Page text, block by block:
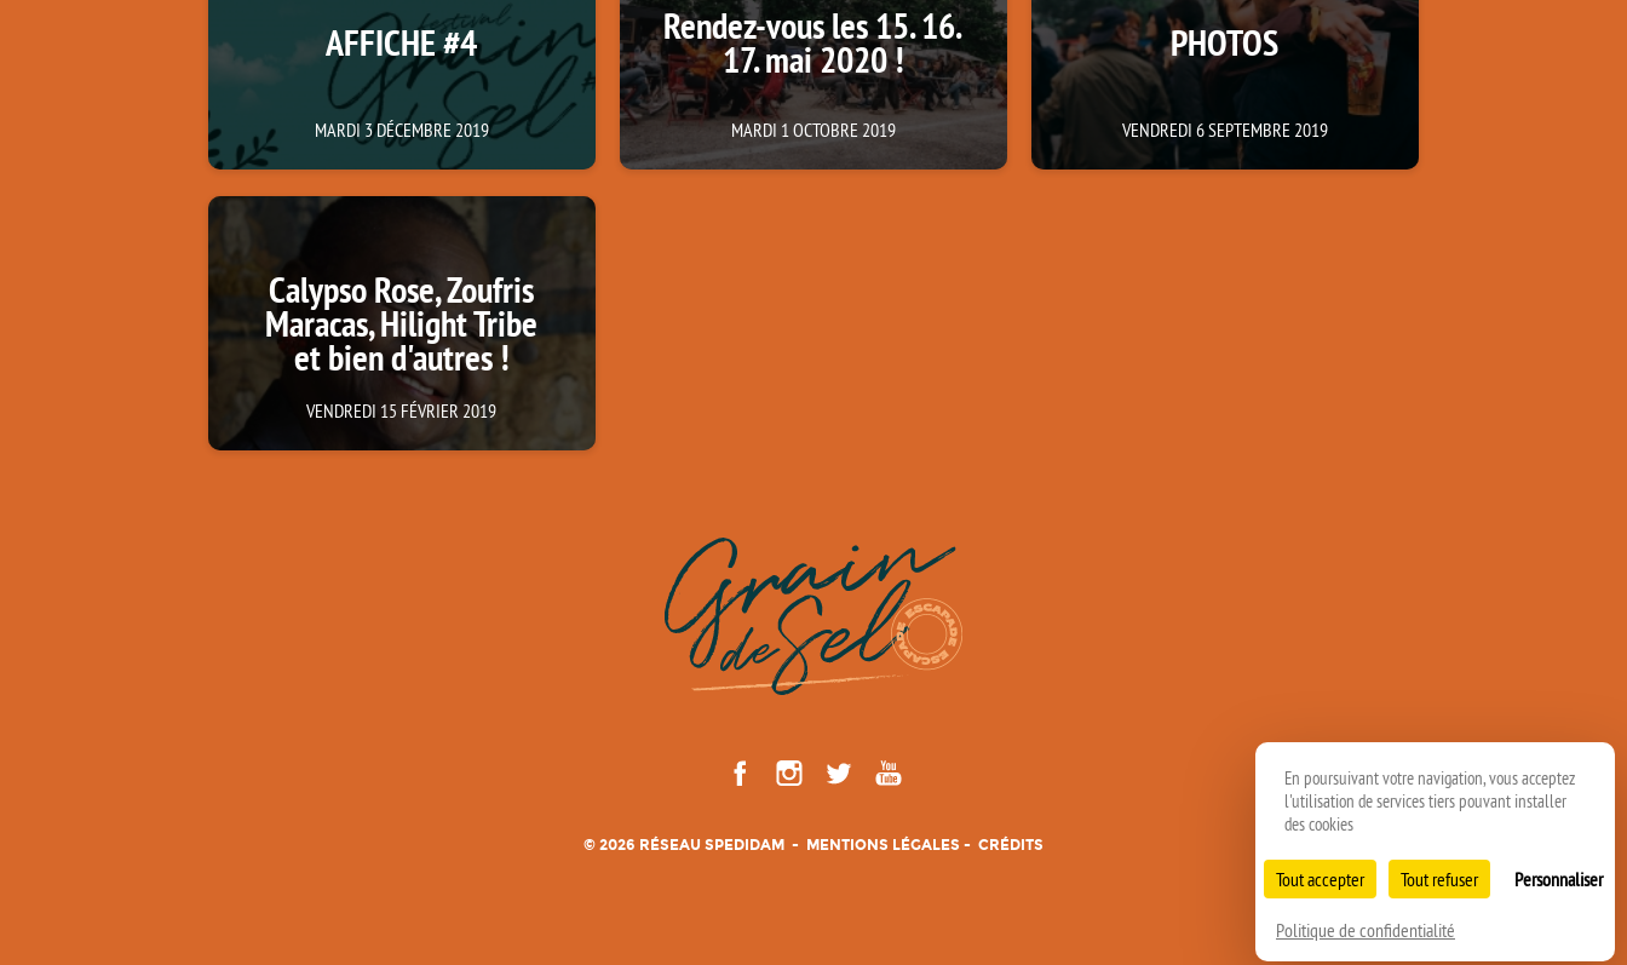
AFFICHE #4
MARDI 3 DÉCEMBRE 2019
Rendez-vous les 15. 16.
17. mai 2020 !
MARDI 1 OCTOBRE 2019
PHOTOS
VENDREDI 6 SEPTEMBRE 2019
Calypso Rose, Zoufris
Maracas, Hilight Tribe
et bien d'autres !
VENDREDI 15 FÉVRIER 2019
© 2026 RÉSEAU SPEDIDAM MENTIONS LÉGALES CRÉDITS
En poursuivant votre navigation, vous acceptez
l'utilisation de services tiers pouvant installer
des cookies
Tout accepter Tout refuser Personnaliser
Politique de confidentialité